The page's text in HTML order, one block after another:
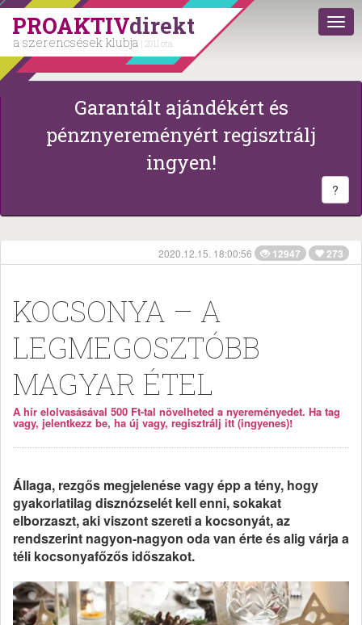
PROAKTIVdirekt
a szerencsések klubja | 2011 óta
Garantált ajándékért és
pénznyereményért regisztrálj
ingyen!
?
2020.12.15. 18:00:56 12947 273
KOCSONYA – A
LEGMEGOSZTÓBB
MAGYAR ÉTEL
A hír elolvasásával 500 Ft-tal növelheted a nyereményedet. Ha tag
vagy, jelentkezz be, ha új vagy, regisztrálj itt (ingyenes)!
Állaga, rezgős megjelenése vagy épp a tény, hogy
gyakorlatilag disznózselét kell enni, sokakat
elborzaszt, aki viszont szereti a kocsonyát, az
rendszerint nagyon-nagyon oda van érte és alig várja a
téli kocsonyafőzős időszakot.